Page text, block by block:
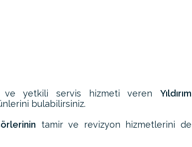
ve yetkili servis hizmeti verenYıldırım
bulabilirsiniz.
tamir ve revizyon hizmetlerini de